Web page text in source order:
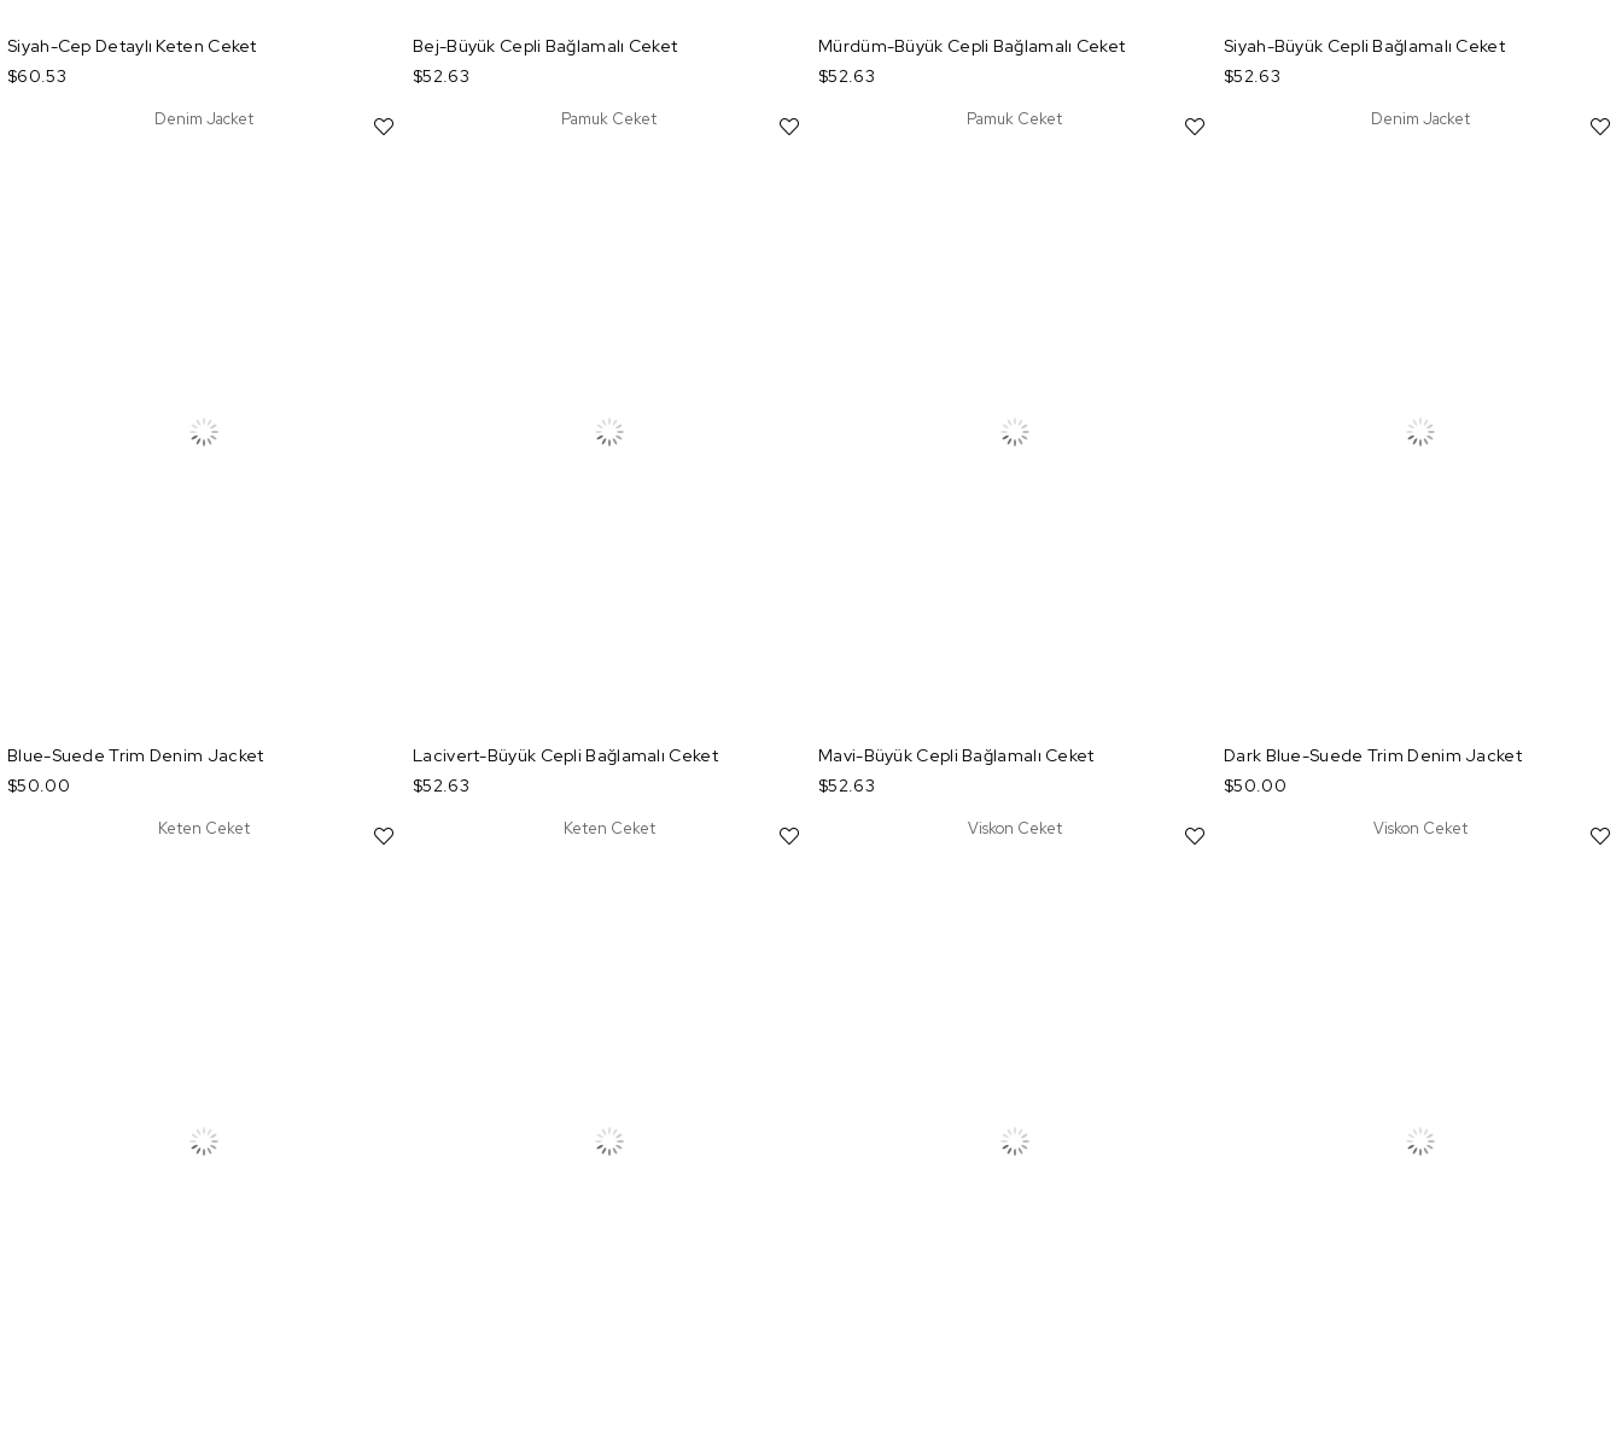
Siyah-Cep Detaylı Keten Ceket
$60.53
Bej-Büyük Cepli Bağlamalı Ceket
$52.63
Mürdüm-Büyük Cepli Bağlamalı Ceket
$52.63
Siyah-Büyük Cepli Bağlamalı Ceket
$52.63
Denim Jacket
Blue-Suede Trim Denim Jacket
$50.00
Pamuk Ceket
Lacivert-Büyük Cepli Bağlamalı Ceket
$52.63
Pamuk Ceket
Mavi-Büyük Cepli Bağlamalı Ceket
$52.63
Denim Jacket
Dark Blue-Suede Trim Denim Jacket
$50.00
Keten Ceket Keten Ceket Viskon Ceket Viskon Ceket